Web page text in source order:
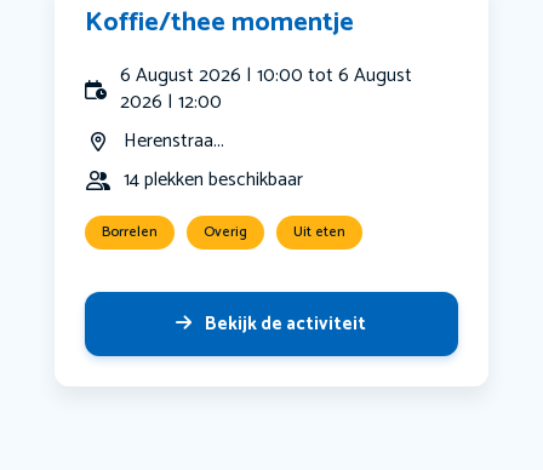
Koffie/thee momentje
6 August 2026 | 10:00 tot 6 August
2026 | 12:00
Herenstraa...
14 plekken beschikbaar
Borrelen Overig Uit eten
Bekijk de activiteit